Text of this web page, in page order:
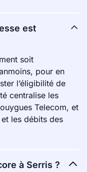
est
soit
pour en
l’éligibilité de
centralise les
Telecom, et
les débits des
à Serris ?